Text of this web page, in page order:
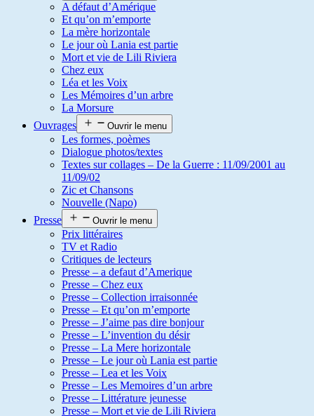
A défaut d’Amérique
Et qu’on m’emporte
La mère horizontale
Le jour où Lania est partie
Mort et vie de Lili Riviera
Chez eux
Léa et les Voix
Les Mémoires d’un arbre
La Morsure
Ouvrages
Ouvrir le menu
Les formes, poèmes
Dialogue photos/textes
Textes sur collages – De la Guerre : 11/09/2001 au
11/09/02
Zic et Chansons
Nouvelle (Napo)
Presse
Ouvrir le menu
Prix littéraires
TV et Radio
Critiques de lecteurs
Presse – a defaut d’Amerique
Presse – Chez eux
Presse – Collection irraisonnée
Presse – Et qu’on m’emporte
Presse – J’aime pas dire bonjour
Presse – L’invention du désir
Presse – La Mere horizontale
Presse – Le jour où Lania est partie
Presse – Lea et les Voix
Presse – Les Memoires d’un arbre
Presse – Littérature jeunesse
Presse – Mort et vie de Lili Riviera